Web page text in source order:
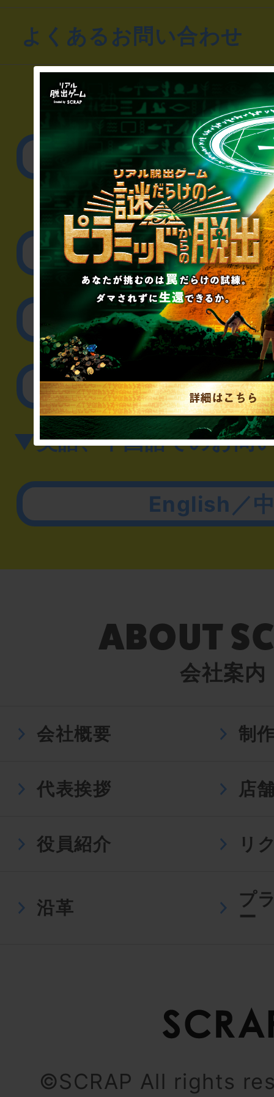
よくあるお問い合わせ
▼一般のお客様
公演内容、チケット
▼企業／法人の方
リアル脱出ゲーム制作
取材に関するお
その他のご相談／
▼英語、中国語でのお問
English／
会社案内
会社概要 制
代表挨拶 店
役員紹介 リ
沿革
プ
ー
©SCRAP All rights